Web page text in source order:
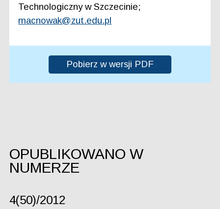
Technologiczny w Szczecinie;
macnowak@zut.edu.pl
Pobierz w wersji PDF
OPUBLIKOWANO W
NUMERZE
4(50)/2012